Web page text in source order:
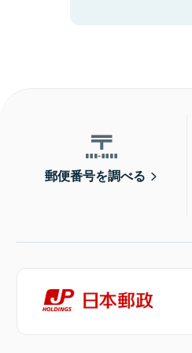
郵便番号を調べる